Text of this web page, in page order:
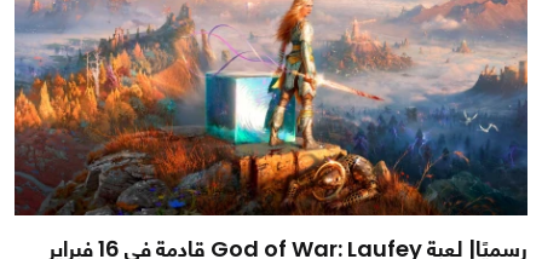
رسميًا| لعبة God of War: Laufey قادمة في 16 فبراير